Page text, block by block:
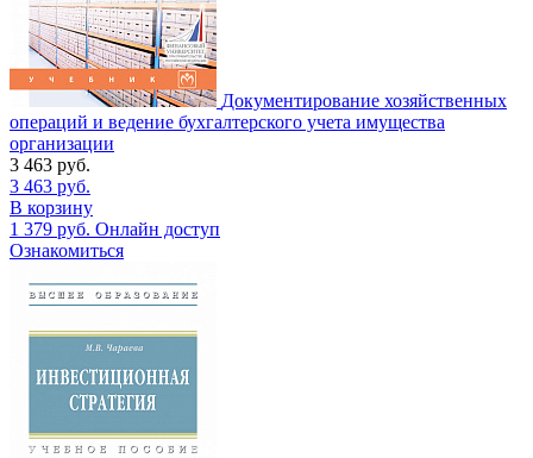
Документирование хозяйственных
операций и ведение бухгалтерского учета имущества
организации
3 463 руб.
3 463 руб.
В корзину
1 379 руб. Онлайн доступ
Ознакомиться